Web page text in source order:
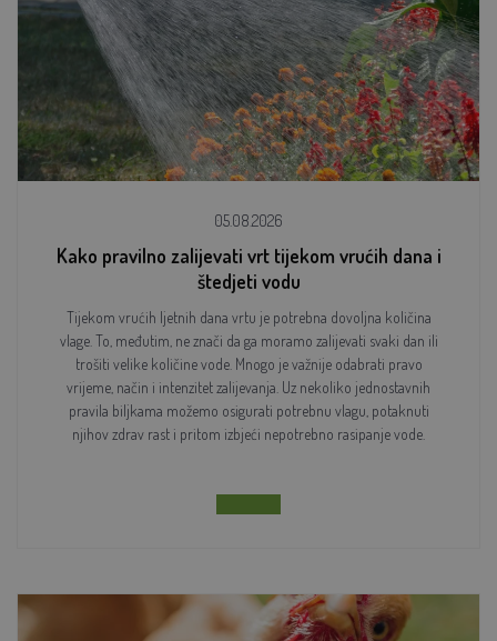
05.08.2026
Kako pravilno zalijevati vrt tijekom vrućih dana i
štedjeti vodu
Tijekom vrućih ljetnih dana vrtu je potrebna dovoljna količina
vlage. To, međutim, ne znači da ga moramo zalijevati svaki dan ili
trošiti velike količine vode. Mnogo je važnije odabrati pravo
vrijeme, način i intenzitet zalijevanja. Uz nekoliko jednostavnih
pravila biljkama možemo osigurati potrebnu vlagu, potaknuti
njihov zdrav rast i pritom izbjeći nepotrebno rasipanje vode.